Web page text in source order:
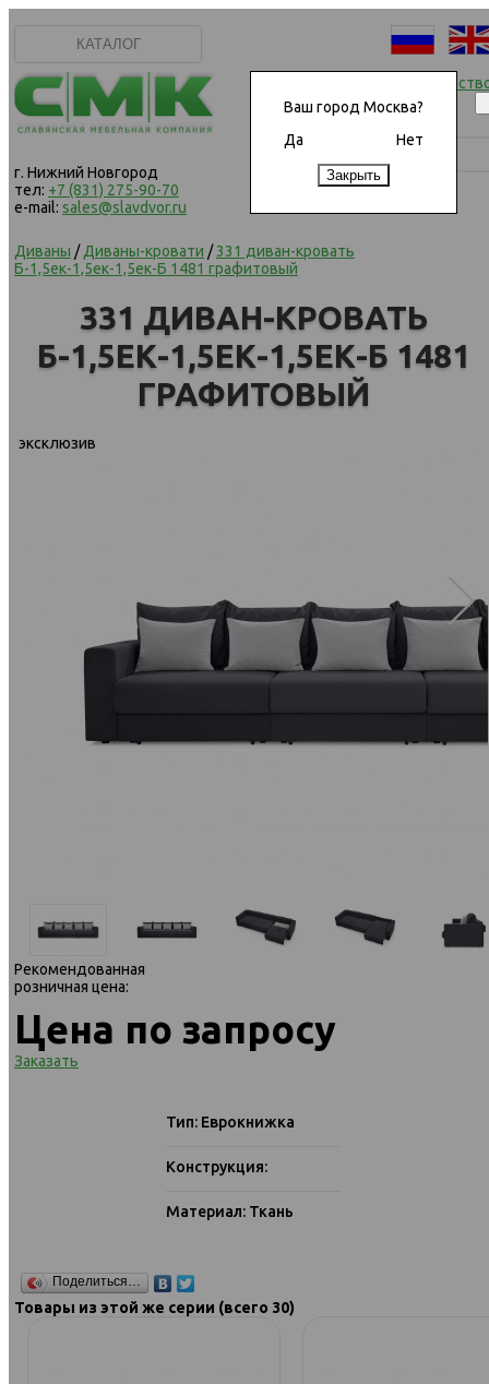
Ваш город Москва?
Да
Нет
КАТАЛОГ
г. Нижний Новгород
тел: +7 (831) 275-90-70
e-mail: sales@slavdvor.ru
Начать
Диваны /Диваны-кровати /331 диван-кровать
Б-1,5ек-1,5ек-1,5ек-Б 1481 графитовый
Рекомендованная
розничная цена:
Цена по запросу
Заказать
Тип: Еврокнижка
Конструкция:
Материал: Ткань
Поделиться…
331 ДИВАН-КРОВАТЬ
Б-1,5ЕК-1,5ЕК-1,5ЕК-Б 1481
ГРАФИТОВЫЙ
эксклюзив
Товары из этой же серии (всего 30)